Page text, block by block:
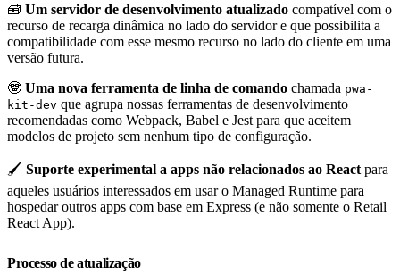
🧰 Um servidor de desenvolvimento atualizado compatível com o
recurso de recarga dinâmica no lado do servidor e que possibilita a
compatibilidade com esse mesmo recurso no lado do cliente em uma
versão futura.
🤓 Uma nova ferramenta de linha de comando chamada pwa-
kit-dev que agrupa nossas ferramentas de desenvolvimento
recomendadas como Webpack, Babel e Jest para que aceitem
modelos de projeto sem nenhum tipo de configuração.
🖌️ Suporte experimental a apps não relacionados ao React para
aqueles usuários interessados em usar o Managed Runtime para
hospedar outros apps com base em Express (e não somente o Retail
React App).
Processo de atualização